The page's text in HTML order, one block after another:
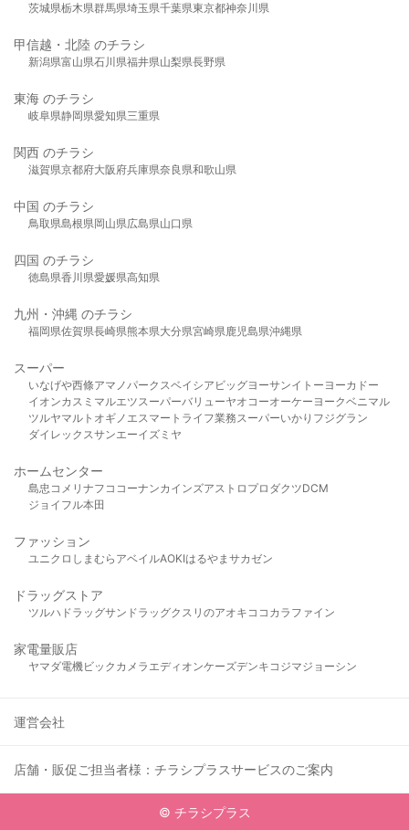
茨城県栃木県群馬県埼玉県千葉県東京都神奈川県
甲信越・北陸 のチラシ
新潟県富山県石川県福井県山梨県長野県
東海 のチラシ
岐阜県静岡県愛知県三重県
関西 のチラシ
滋賀県京都府大阪府兵庫県奈良県和歌山県
中国 のチラシ
鳥取県島根県岡山県広島県山口県
四国 のチラシ
徳島県香川県愛媛県高知県
九州・沖縄 のチラシ
福岡県佐賀県長崎県熊本県大分県宮崎県鹿児島県沖縄県
スーパー
いなげや西條アマノパークスベイシア ビッグヨーサンイトーヨーカドー
イオンカスミ マルエツスーパーバリューヤオコーオーケー ヨークベニマル
ツルヤマルト オギノ エスマート ライフ業務スーパーいかり フジグラン
ダイレックスサンエーイズミヤ
ホームセンター
島忠 コメリ ナフコ コーナンカインズアストロプロダクツDCM
ジョイフル本田
ファッション
ユニクロ しまむら アベイルAOKIはるやま サカゼン
ドラッグストア
ツルハドラッグサンドラッグクスリのアオキ ココカラファイン
家電量販店
ヤマダ電機ビックカメラ エディオンケーズデンキ コジマジョーシン
運営会社
店舗・販促ご担当者様：チラシプラスサービスのご案内
© チラシプラス